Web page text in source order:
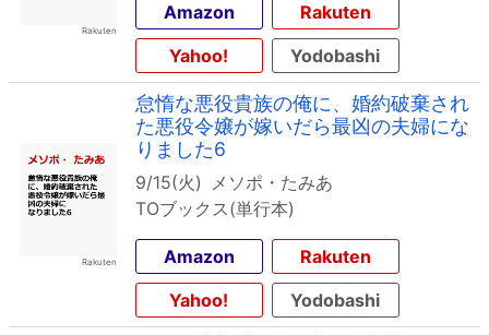
Amazon
Rakuten
Yahoo!
Yodobashi
怠惰な悪役貴族の俺に、婚約破棄され
た悪役令嬢が嫁いだら最凶の夫婦にな
りました6
9/15(火) メソポ・たみあ
TOブックス(単行本)
Amazon
Rakuten
Yahoo!
Yodobashi